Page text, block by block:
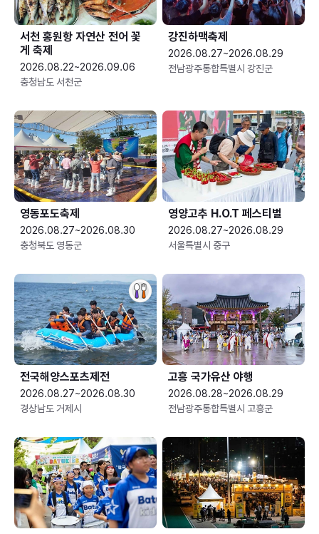
서천 홍원항 자연산 전어 꽃
게 축제
2026.08.22~2026.09.06
충청남도 서천군
강진하맥축제
2026.08.27~2026.08.29
전남광주통합특별시 강진군
영동포도축제
2026.08.27~2026.08.30
충청북도 영동군
영양고추 H.O.T 페스티벌
2026.08.27~2026.08.29
서울특별시 중구
전국해양스포츠제전
2026.08.27~2026.08.30
경상남도 거제시
고흥 국가유산 야행
2026.08.28~2026.08.29
전남광주통합특별시 고흥군